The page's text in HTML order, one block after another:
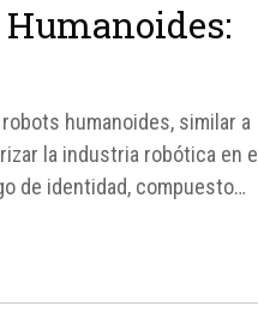
humanoides, similar a
la industria robótica en el
de identidad, compuesto